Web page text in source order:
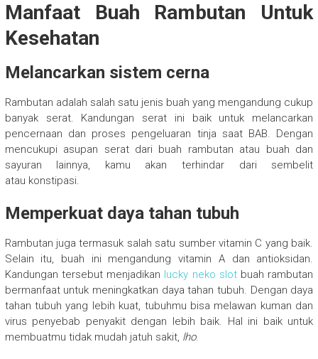
Manfaat Buah Rambutan Untuk
Kesehatan
Melancarkan sistem cerna
Rambutan adalah salah satu jenis buah yang mengandung cukup
banyak serat. Kandungan serat ini baik untuk melancarkan
pencernaan dan proses pengeluaran tinja saat BAB. Dengan
mencukupi asupan serat dari buah rambutan atau buah dan
sayuran lainnya, kamu akan terhindar dari sembelit
atau konstipasi.
Memperkuat daya tahan tubuh
Rambutan juga termasuk salah satu sumber vitamin C yang baik.
Selain itu, buah ini mengandung vitamin A dan antioksidan.
Kandungan tersebut menjadikan lucky neko slotbuah rambutan
bermanfaat untuk meningkatkan daya tahan tubuh. Dengan daya
tahan tubuh yang lebih kuat, tubuhmu bisa melawan kuman dan
virus penyebab penyakit dengan lebih baik. Hal ini baik untuk
membuatmu tidak mudah jatuh sakit, lho.